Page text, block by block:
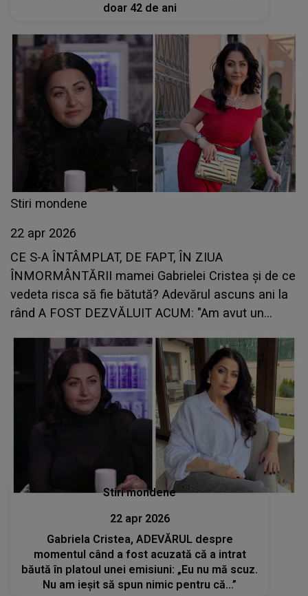
doar 42 de ani
Stiri mondene
22 apr 2026
CE S-A ÎNTÂMPLAT, DE FAPT, ÎN ZIUA
ÎNMORMÂNTĂRII mamei Gabrielei Cristea și de ce
vedeta risca să fie bătută? Adevărul ascuns ani la
rând A FOST DEZVĂLUIT ACUM: "Am avut un...
Stiri mondene
22 apr 2026
Gabriela Cristea, ADEVĂRUL despre
momentul când a fost acuzată că a intrat
băută în platoul unei emisiuni: „Eu nu mă scuz.
Nu am ieșit să spun nimic pentru că...”